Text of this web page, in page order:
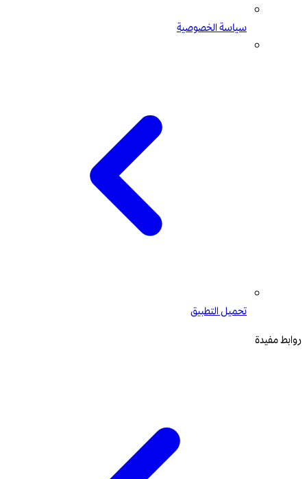
سياسة الخصوصية
تحميل التطبيق
روابط مفيدة